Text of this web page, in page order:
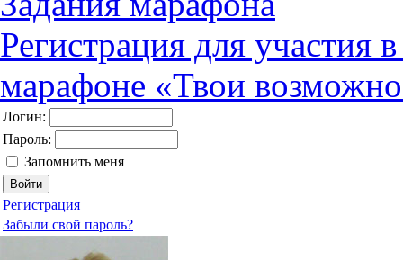
Регистрация для участия
марафоне «Твои
Логин:
Пароль:
Запомнить меня
Регистрация
Забыли свой пароль?